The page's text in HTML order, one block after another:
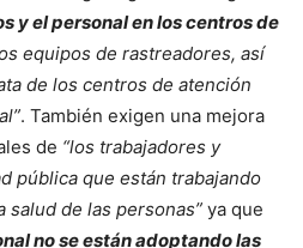
y el personal en los centros de
equipos de rastreadores, así
de los centros de atención
. También exigen una mejora
de “los trabajadores y
pública que están trabajando
salud de las personas” ya que
no se están adoptando las